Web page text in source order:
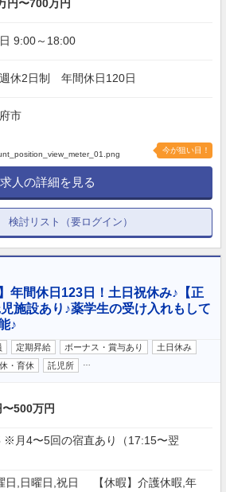
円〜700万円
9:00～18:00
休2日制 年間休日120日
市
今が狙い目！
求人の詳細を見る
検討リスト（要ログイン）
年間休日123日！土日祝休み♪【正
施設あり♪薬学生の受け入れもして
♪
定期昇給 ボーナス・賞与あり
土日休み
・育休 託児所
500万円
※月4〜5回の宿直あり（17:15〜翌
日,日曜日,祝日 【休暇】介護休暇,年